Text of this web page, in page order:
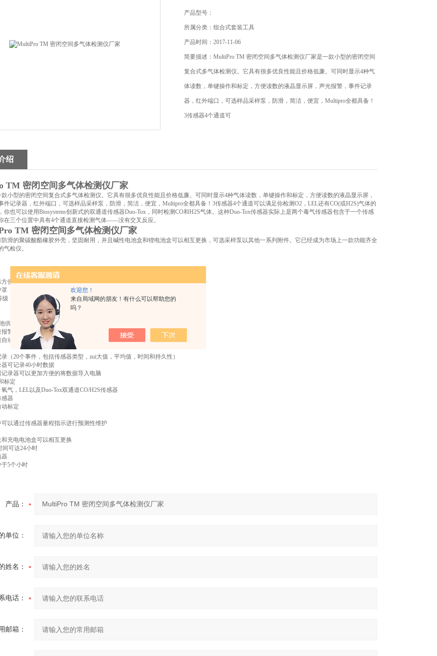
欢迎您！
来自局域网的朋友！有什么可以帮助您的
吗？
产品型号：
所属分类：组合式套装工具
产品时间：2017-11-06
简要描述：MultiPro TM 密闭空间多气体检测仪厂家是一款小型的密闭空间
复合式多气体检测仪。它具有很多优良性能且价格低廉。可同时显示4种气
体读数，单键操作和标定，方便读数的液晶显示屏，声光报警，事件记录
器，红外端口，可选样品采样泵，防滑，简洁，便宜，Multipro全都具备！
3传感器4个通道可
绍
TM 密闭空间多气体检测仪厂家
小型的密闭空间复合式多气体检测仪。它具有很多优良性能且价格低廉。可同时显示4种气体读数，单键操作和标定，方便读数的液晶显示屏，
件记录器，红外端口，可选样品采样泵，防滑，简洁，便宜，Multipro全都具备！3传感器4个通道可以满足你检测O2，LEL还有CO(或H2S)气体的
你也可以使用Biosystems创新式的双通道传感器Duo-Tox，同时检测CO和H2S气体。这种Duo-Tox传感器实际上是两个毒气传感器包含于一个传感
在三个位置中具有4个通道直接检测气体——没有交叉反应。
TM 密闭空间多气体检测仪厂家
防滑的聚碳酸酯橡胶外壳，坚固耐用，并且碱性电池盒和锂电池盒可以相互更换，可选采样泵以其他一系列附件。它已经成为市场上一款功能齐全
气检仪。
方便读数
罩
级
供电
警
自动泄露测试
录（20个事件，包括传感器类型，zui大值，平均值，时间和持久性）
器可记录40小时数据
记录器可以更加方便的将数据导入电脑
标定
氧气，LEL以及Duo-Tox双通道CO/H2S传感器
感器
动标定
可以通过传感器量程指示进行预测性维护
和充电电池盒可以相互更换
间可达24小时
器
于5个小时
产品：
单位：
姓名：
电话：
邮箱：